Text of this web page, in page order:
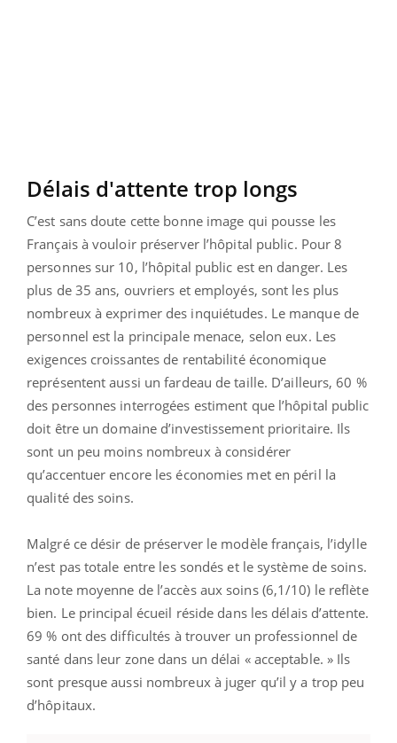
Délais d'attente trop longs
C’est sans doute cette bonne image qui pousse les
Français à vouloir préserver l’hôpital public. Pour 8
personnes sur 10, l’hôpital public est en danger. Les
plus de 35 ans, ouvriers et employés, sont les plus
nombreux à exprimer des inquiétudes. Le manque de
personnel est la principale menace, selon eux. Les
exigences croissantes de rentabilité économique
représentent aussi un fardeau de taille. D’ailleurs, 60 %
des personnes interrogées estiment que l’hôpital public
doit être un domaine d’investissement prioritaire. Ils
sont un peu moins nombreux à considérer
qu’accentuer encore les économies met en péril la
qualité des soins.
Malgré ce désir de préserver le modèle français, l’idylle
n’est pas totale entre les sondés et le système de soins.
La note moyenne de l’accès aux soins (6,1/10) le reflète
bien. Le principal écueil réside dans les délais d’attente.
69 % ont des difficultés à trouver un professionnel de
santé dans leur zone dans un délai « acceptable. » Ils
sont presque aussi nombreux à juger qu’il y a trop peu
d’hôpitaux.